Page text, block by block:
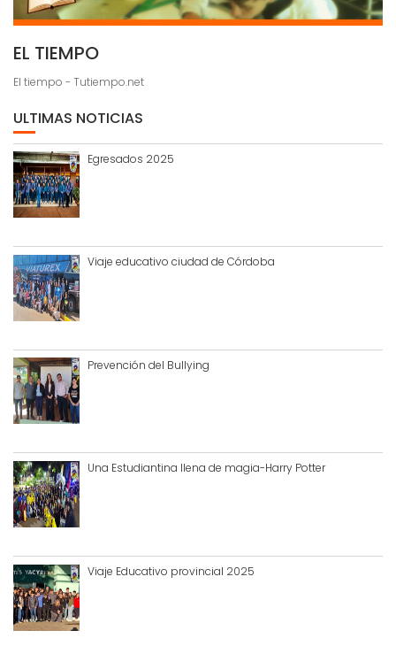
EL TIEMPO
El tiempo - Tutiempo.net
ULTIMAS NOTICIAS
Egresados 2025
Viaje educativo ciudad de Córdoba
Prevención del Bullying
Una Estudiantina llena de magia-Harry Potter
Viaje Educativo provincial 2025